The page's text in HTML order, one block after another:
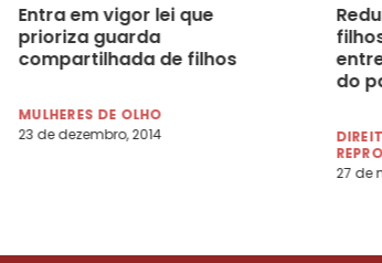
Entra em vigor lei que
prioriza guarda
compartilhada de filhos
MULHERES DE OLHO
23 de dezembro, 2014
do
27 de